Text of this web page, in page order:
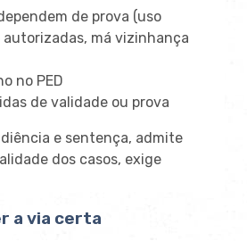
de prova (uso
autorizadas, má vizinhança
no PED
de validade ou prova
e sentença, admite
dos casos, exige
a via certa